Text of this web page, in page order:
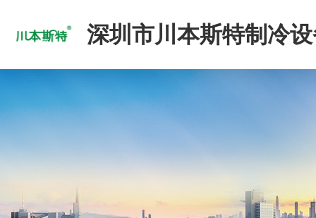
深圳市川本斯特制冷
公司